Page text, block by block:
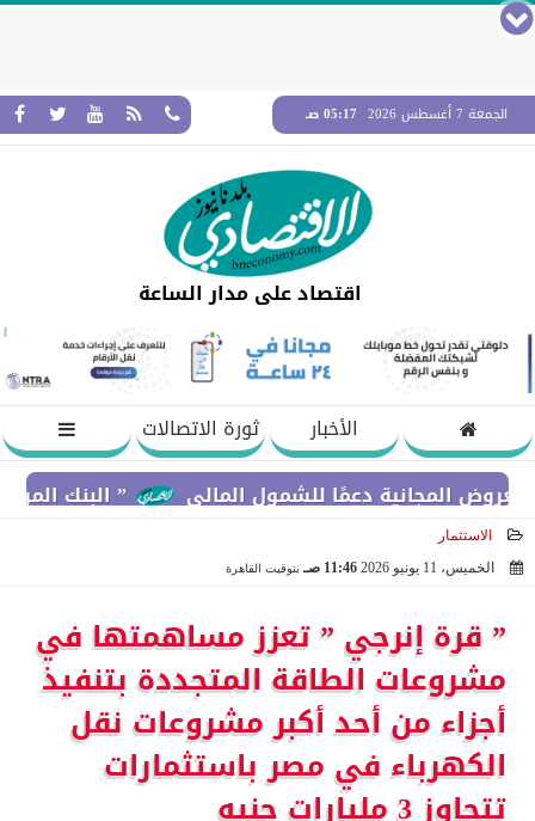
الجمعة 7 أغسطس 2026 05:17 صـ
اقتصاد على مدار الساعة
الأخبار
ثورة الاتصالات
” البنك المركزي” : معدلات الشمول المالي
دعمًا للشمول المالي
الاستثمار
الخميس، 11 يونيو 2026
11:46 صـ بتوقيت القاهرة
” قرة إنرجي ” تعزز مساهمتها في
مشروعات الطاقة المتجددة بتنفيذ
أجزاء من أحد أكبر مشروعات نقل
الكهرباء في مصر باستثمارات
تتجاوز 3 مليارات جنيه